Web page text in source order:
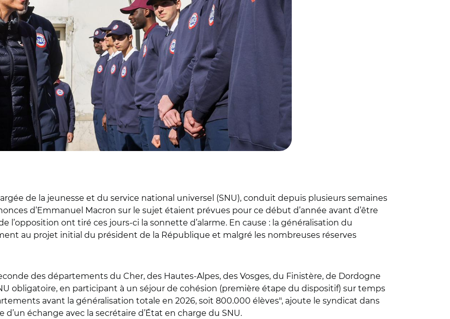
de la jeunesse et du service national universel (SNU), conduit depuis plusieurs semaines
d’Emmanuel Macron sur le sujet étaient prévues pour ce début d’année avant d’être
l’opposition ont tiré ces jours-ci la sonnette d’alarme. En cause : la généralisation du
au projet initial du président de la République et malgré les nombreuses réserves
des départements du Cher, des Hautes-Alpes, des Vosges, du Finistère, de Dordogne
obligatoire, en participant à un séjour de cohésion (première étape du dispositif) sur temps
avant la généralisation totale en 2026, soit 800.000 élèves", ajoute le syndicat dans
d’un échange avec la secrétaire d’État en charge du SNU.